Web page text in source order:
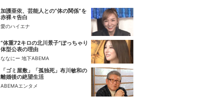
加護亜依、芸能人との“体の関係”を
赤裸々告白
愛のハイエナ
“体重72キロの北川景子”ぽっちゃり
体型公表の理由
ななにー 地下ABEMA
「ゴミ屋敷」「孤独死」布川敏和の
離婚後の絶望生活
ABEMAエンタメ